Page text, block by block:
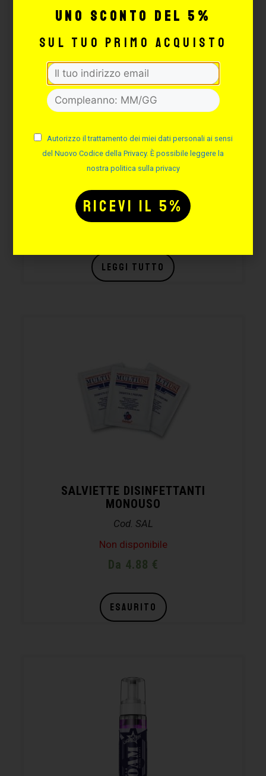
SALVIETTE DISINFETTANTI
– 100PZ
Non disponibile
11,00€
LEGGI TUTTO
SALVIETTE DISINFETTANTI
MONOUSO
Cod. SAL
Non disponibile
Da 4.88 €
ESAURITO
uno sconto del 5%
sul tuo primo acquisto
Autorizzo il trattamento dei miei dati personali ai sensi
del Nuovo Codice della Privacy. È possibile leggere la
nostra politica sulla privacy